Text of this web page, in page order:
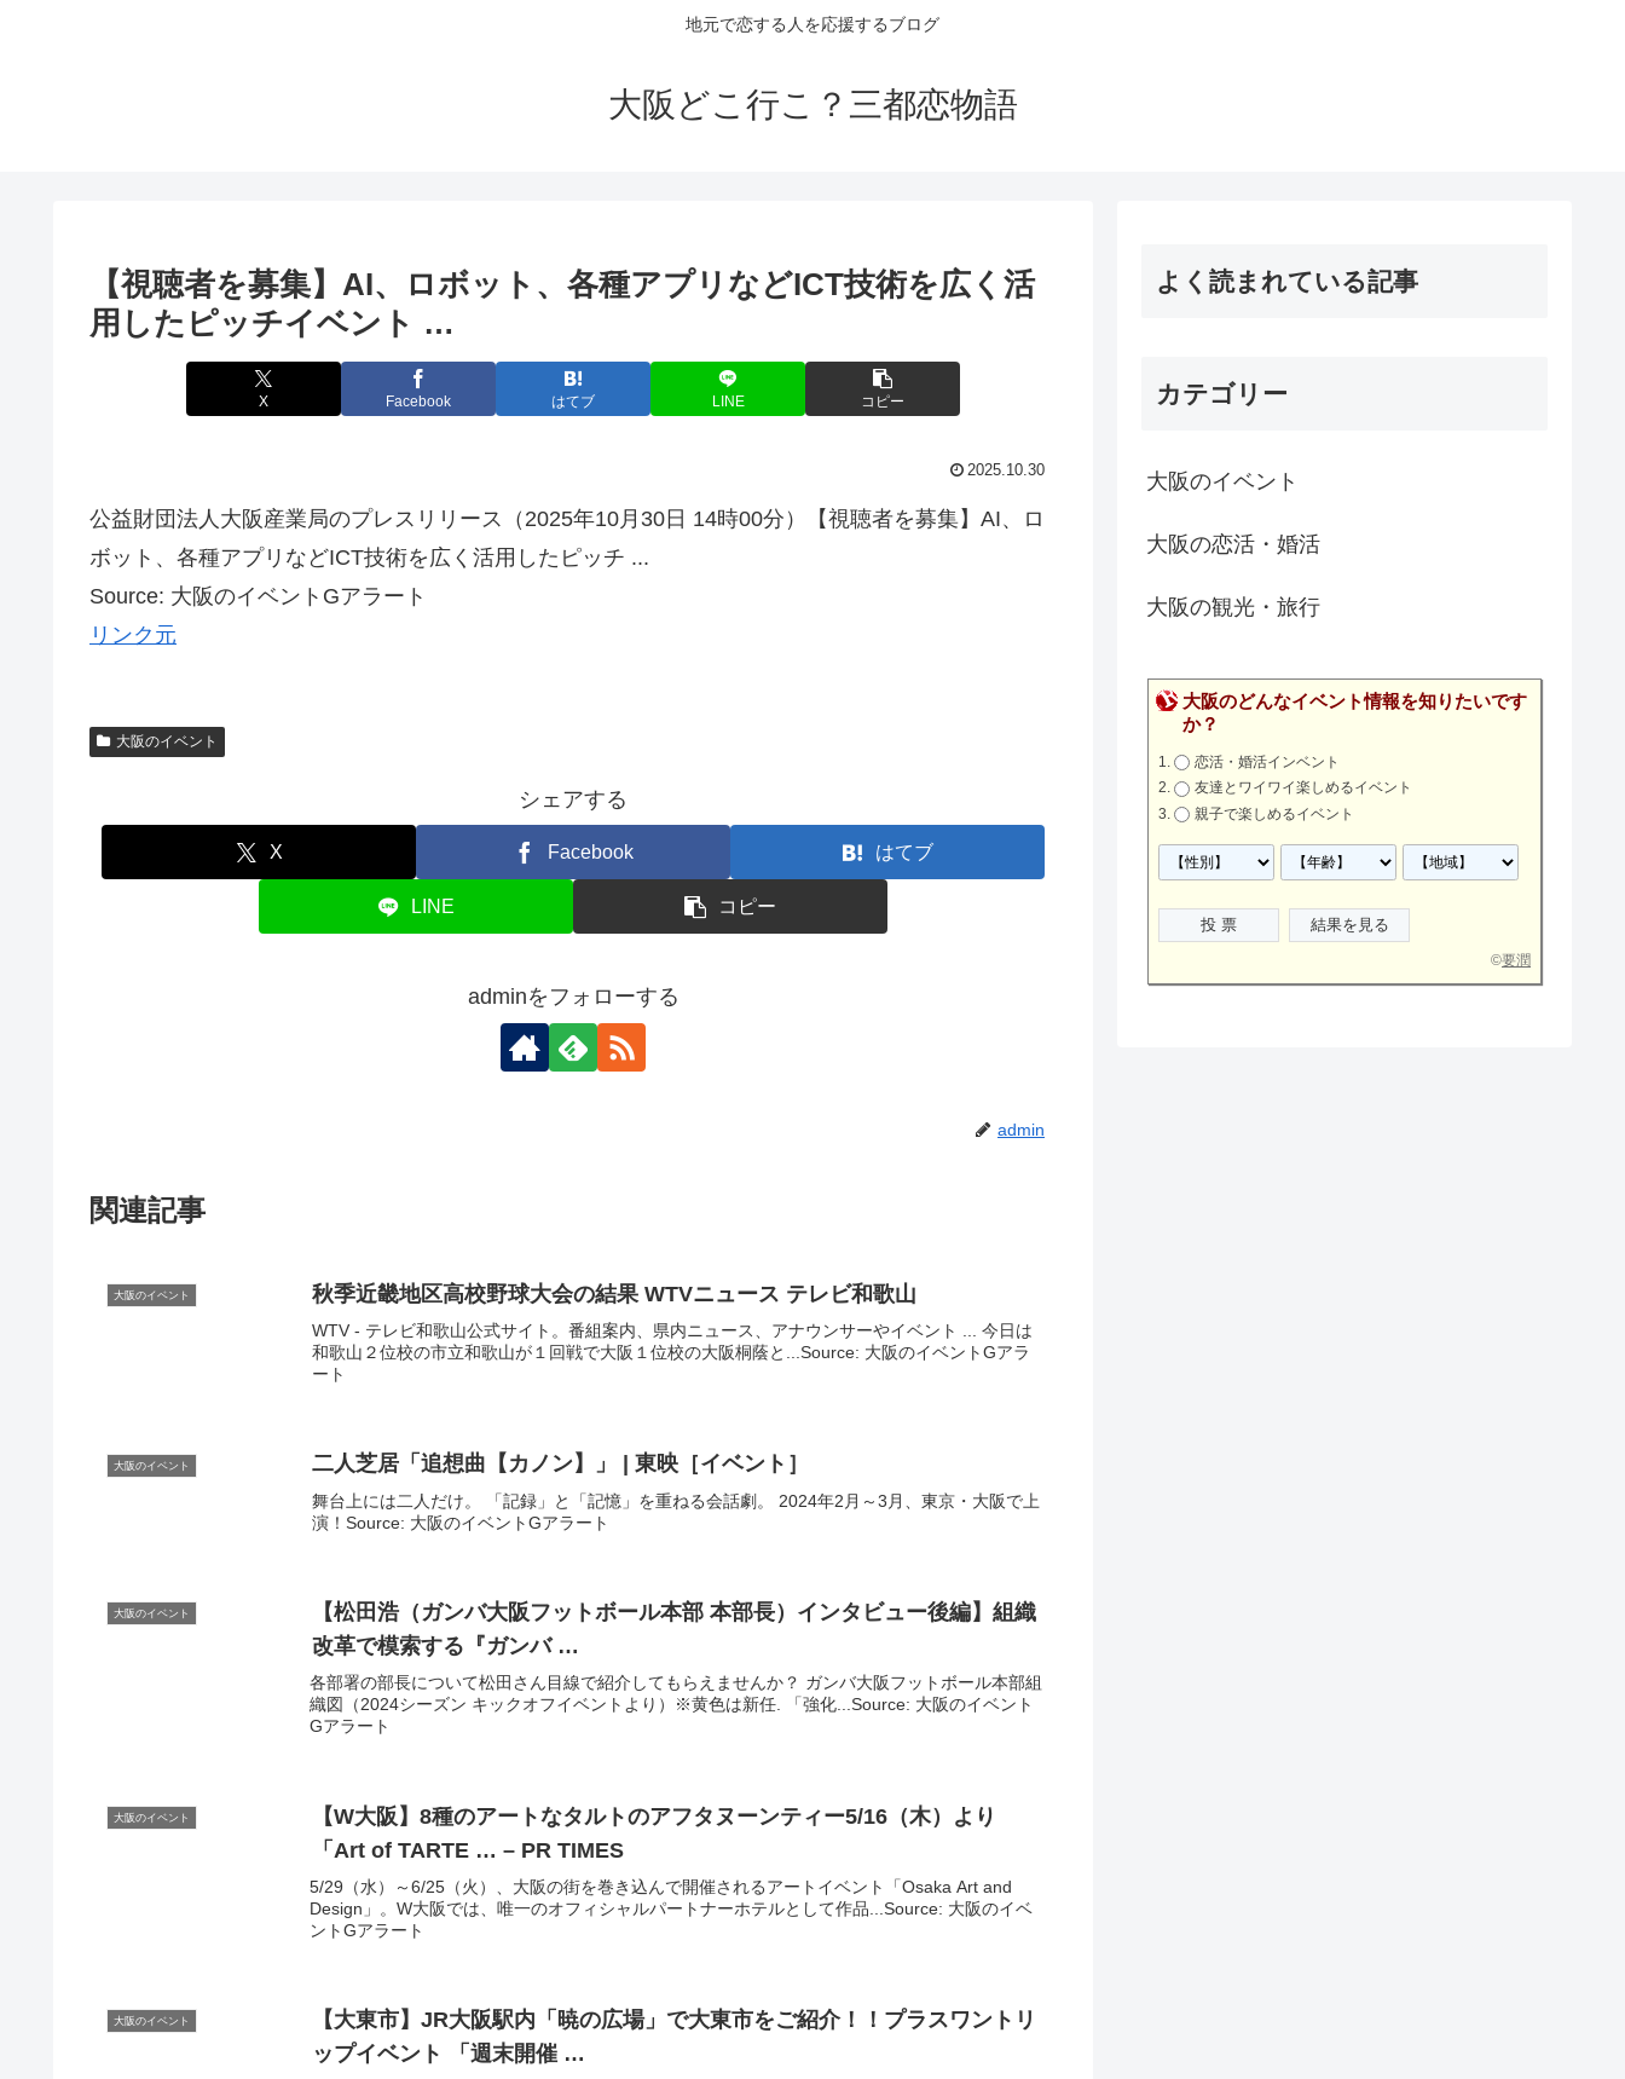
地元で恋する人を応援するブログ
大阪どこ行こ？三都恋物語
【視聴者を募集】AI、ロボット、各種アプリなどICT技術を広く活
用したピッチイベント …
X Facebook はてブ LINE コピー
2025.10.30
公益財団法人大阪産業局のプレスリリース（2025年10月30日 14時00分）【視聴者を募集】AI、ロ
ボット、各種アプリなどICT技術を広く活用したピッチ ...
Source: 大阪のイベントGアラート
リンク元
大阪のイベント
シェアする
X Facebook はてブ
LINE コピー
adminをフォローする
admin
関連記事
大阪のイベント 秋季近畿地区高校野球大会の結果 WTVニュース テレビ和歌山
WTV - テレビ和歌山公式サイト。番組案内、県内ニュース、アナウンサーやイベント ... 今日は
和歌山２位校の市立和歌山が１回戦で大阪１位校の大阪桐蔭と...Source: 大阪のイベントGアラ
ート
大阪のイベント 二人芝居「追想曲【カノン】」 | 東映［イベント ］
舞台上には二人だけ。 「記録」と「記憶」を重ねる会話劇。 2024年2月～3月、東京・大阪で上
演！Source: 大阪のイベントGアラート
大阪のイベント 【松田浩（ガンバ大阪フットボール本部 本部長）インタビュー後編】組織
改革で模索する『ガンバ …
各部署の部長について松田さん目線で紹介してもらえませんか？ ガンバ大阪フットボール本部組
織図（2024シーズン キックオフイベントより）※黄色は新任. 「強化...Source: 大阪のイベント
Gアラート
大阪のイベント 【W大阪 】8種のアートなタルトのアフタヌーンティー5/16（木）より
「Art of TARTE … – PR TIMES
5/29（水）～6/25（火）、大阪の街を巻き込んで開催されるアートイベント「Osaka Art and
Design」。W大阪では、唯一のオフィシャルパートナーホテルとして作品...Source: 大阪のイベ
ントGアラート
大阪のイベント 【大東市】JR大阪駅内「暁の広場」で大東市をご紹介！！プラスワントリ
ップイベント 「週末開催 …
よく読まれている記事
カテゴリー
大阪のイベント
大阪の恋活・婚活
大阪の観光・旅行
大阪のどんなイベント情報を知りたいです
か？
恋活・婚活インベント
友達とワイワイ楽しめるイベント
親子で楽しめるイベント
©要潤